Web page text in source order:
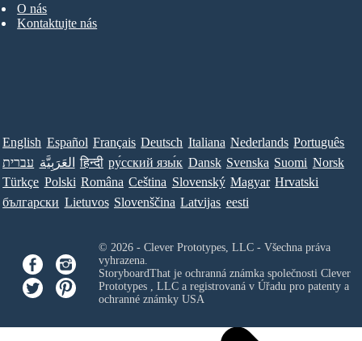
O nás
Kontaktujte nás
English Español Français Deutsch Italiana Nederlands Português
עברית العَرَبِيَّة हिन्दी ру́сский язы́к Dansk Svenska Suomi Norsk
Türkçe Polski Româna Ceština Slovenský Magyar Hrvatski
български Lietuvos Slovenščina Latvijas eesti
© 2026 - Clever Prototypes, LLC - Všechna práva
vyhrazena.
StoryboardThat je ochranná známka společnosti Clever
Prototypes , LLCa registrovaná v Úřadu pro patenty a
ochranné známky USA